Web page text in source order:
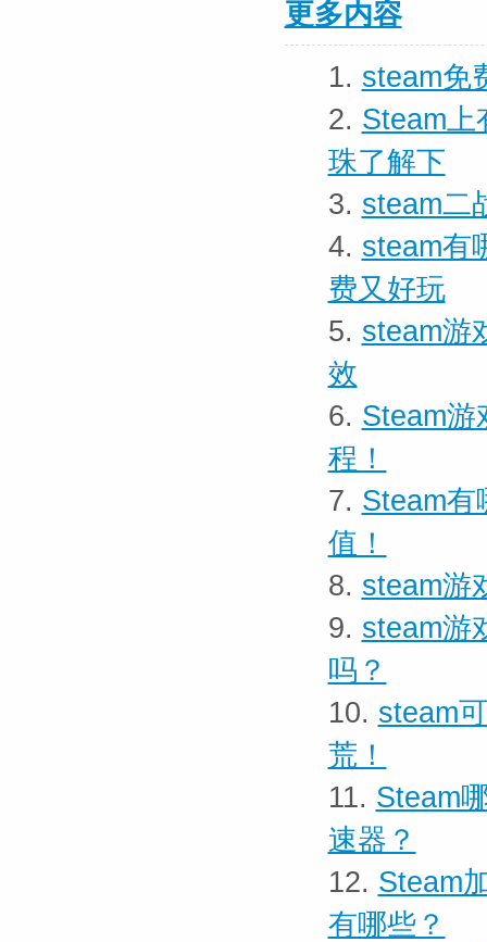
更多内容
1. steam免
2. Steam上
珠了解下
3. steam二
4. steam有
费又好玩
5. steam游
效
6. Steam游
程！
7. Steam有
值！
8. steam游
9. steam游
吗？
10. steam
荒！
11. Steam
速器？
12. Steam
有哪些？